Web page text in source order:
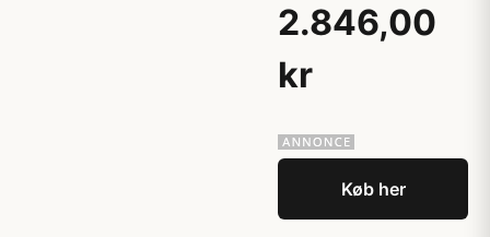
2.846,00
kr
Køb her